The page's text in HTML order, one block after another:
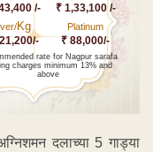
/- ₹ 1,33,100 /-
Kg Platinum
₹ 88,000/-
rate for Nagpur sarafa
charges minimum 13% and
above
दलाच्या 5 गाड्या